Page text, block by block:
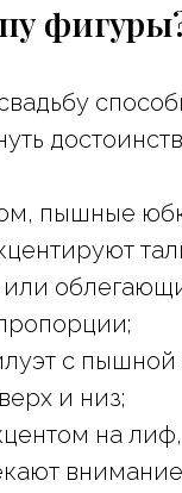
пышные
с
и низ;
на